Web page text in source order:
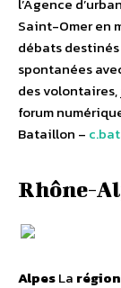
Saint-Omer en
débats
spontanées
des
forum
Bataillon –
Rhône-
AlpesLa